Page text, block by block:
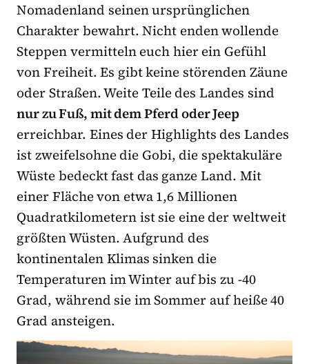
Nomadenland seinen ursprünglichen
Charakter bewahrt. Nicht enden wollende
Steppen vermitteln euch hier ein Gefühl
von Freiheit. Es gibt keine störenden Zäune
oder Straßen. Weite Teile des Landes sind
nur zu Fuß, mit dem Pferd oder Jeep
erreichbar. Eines der Highlights des Landes
ist zweifelsohne die Gobi, die spektakuläre
Wüste bedeckt fast das ganze Land. Mit
einer Fläche von etwa 1,6 Millionen
Quadratkilometern ist sie eine der weltweit
größten Wüsten. Aufgrund des
kontinentalen Klimas sinken die
Temperaturen im Winter auf bis zu -40
Grad, während sie im Sommer auf heiße 40
Grad ansteigen.